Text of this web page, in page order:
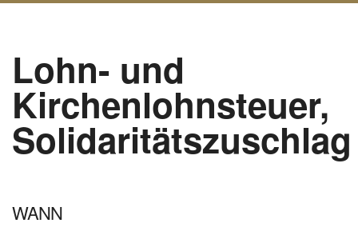
Lohn- und
Kirchenlohnsteuer,
Solidaritätszuschlag
WANN